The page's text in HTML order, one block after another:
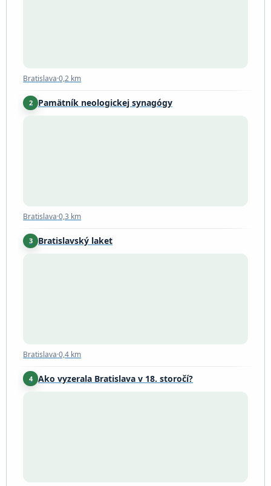
Bratislava·0,2 km
2 Pamätník neologickej synagógy
Bratislava·0,3 km
3 Bratislavský lakeť
Bratislava·0,4 km
4 Ako vyzerala Bratislava v 18. storočí?